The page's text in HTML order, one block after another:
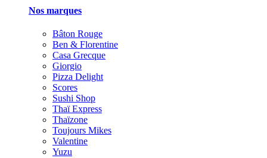
Nos marques
Bâton Rouge
Ben & Florentine
Casa Grecque
Giorgio
Pizza Delight
Scores
Sushi Shop
Thaï Express
Thaïzone
Toujours Mikes
Valentine
Yuzu